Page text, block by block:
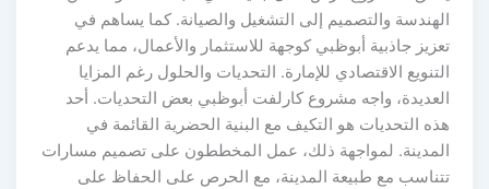
الهندسة والتصميم إلى التشغيل والصيانة. كما يساهم في
تعزيز جاذبية أبوظبي كوجهة للاستثمار والأعمال، مما يدعم
التنويع الاقتصادي للإمارة. التحديات والحلول رغم المزايا
العديدة، واجه مشروع كارلفت أبوظبي بعض التحديات. أحد
هذه التحديات هو التكيف مع البنية الحضرية القائمة في
المدينة. لمواجهة ذلك، عمل المخططون على تصميم مسارات
تتناسب مع طبيعة المدينة، مع الحرص على الحفاظ على